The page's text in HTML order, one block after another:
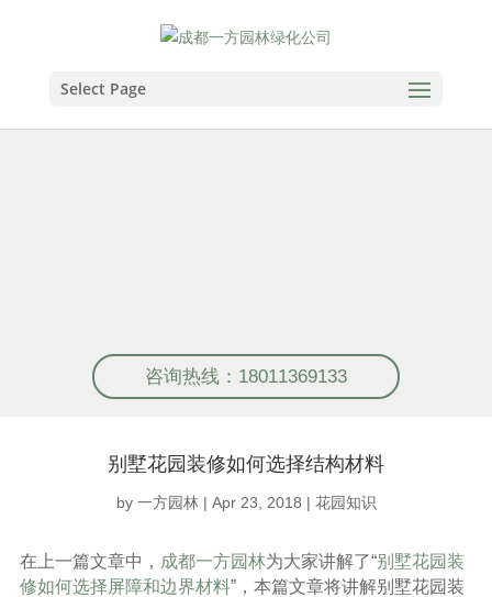
Select Page
咨询热线：18011369133
别墅花园装修如何选择结构材料
by 一方园林| Apr 23, 2018 | 花园知识
在上一篇文章中， 成都一方园林为大家讲解了“别墅花园装
修如何选择屏障和边界材料”，本篇文章将讲解别墅花园装